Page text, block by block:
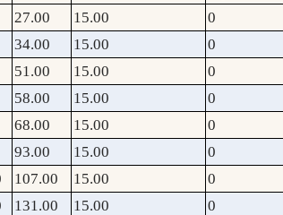
27.00 15.00 0
34.00 15.00 0
51.00 15.00 0
58.00 15.00 0
68.00 15.00 0
93.00 15.00 0
107.00 15.00 0
131.00 15.00 0